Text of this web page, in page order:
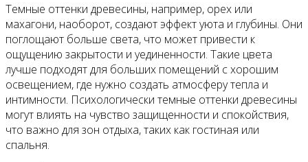
Темные оттенки древесины, например, орех или
махагони, наоборот, создают эффект уюта и глубины. Они
поглощают больше света, что может привести к
ощущению закрытости и уединенности. Такие цвета
лучше подходят для больших помещений с хорошим
освещением, где нужно создать атмосферу тепла и
интимности. Психологически темные оттенки древесины
могут влиять на чувство защищенности и спокойствия,
что важно для зон отдыха, таких как гостиная или
спальня.